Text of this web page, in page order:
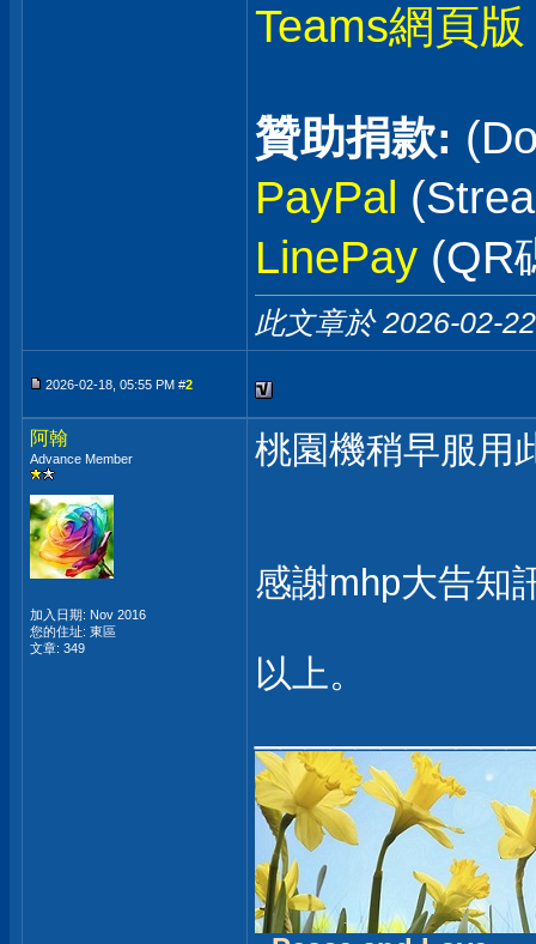
Teams網頁版
贊助捐款:
PayPal
LinePay (QR
此文章於 2026-02-
2026-02-18, 05:55 PM #2
阿翰
Advance Member
加入日期: Nov 2016
您的住址: 東區
文章: 349
桃園機稍早服用
感謝mhp大告知
以上。